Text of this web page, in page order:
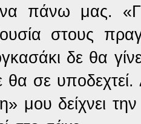
πάνω μας.
στους
δε θα
σε
μου δείχνει